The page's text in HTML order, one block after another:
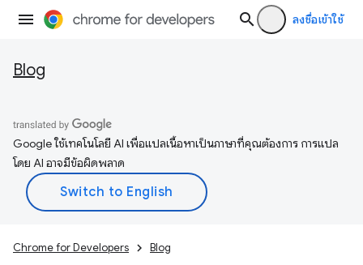
ลงชื่อเข้าใช้
Blog
Google ใช้เทคโนโลยี AI เพื่อแปลเนื้อหาเป็นภาษาที่คุณต้องการ การแปล
โดย AI อาจมีข้อผิดพลาด
Chrome for Developers Blog